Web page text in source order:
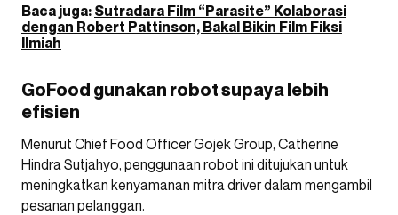
Baca juga: Sutradara Film “Parasite” Kolaborasi
dengan Robert Pattinson, Bakal Bikin Film Fiksi
Ilmiah
GoFood gunakan robot supaya lebih
efisien
Menurut Chief Food Officer Gojek Group, Catherine
Hindra Sutjahyo, penggunaan robot ini ditujukan untuk
meningkatkan kenyamanan mitra driver dalam mengambil
pesanan pelanggan.